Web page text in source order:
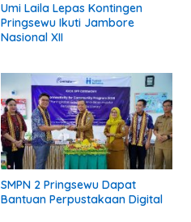
Umi Laila Lepas Kontingen
Pringsewu Ikuti Jambore
Nasional XII
SMPN 2 Pringsewu Dapat
Bantuan Perpustakaan Digital